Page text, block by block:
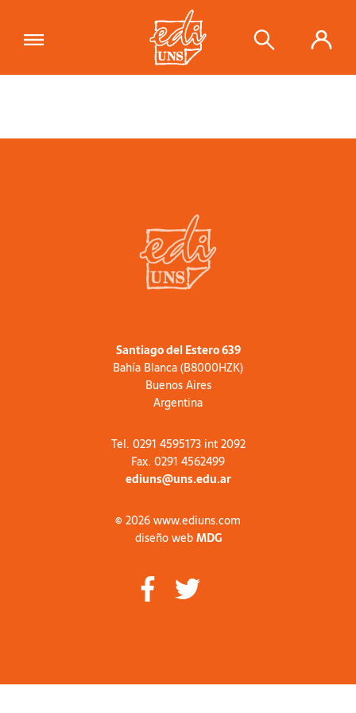
Santiago del Estero 639
Bahía Blanca (B8000HZK)
Buenos Aires
Argentina
Tel. 0291 4595173 int 2092
Fax. 0291 4562499
ediuns@uns.edu.ar
© 2026 www.ediuns.com
diseño webMDG